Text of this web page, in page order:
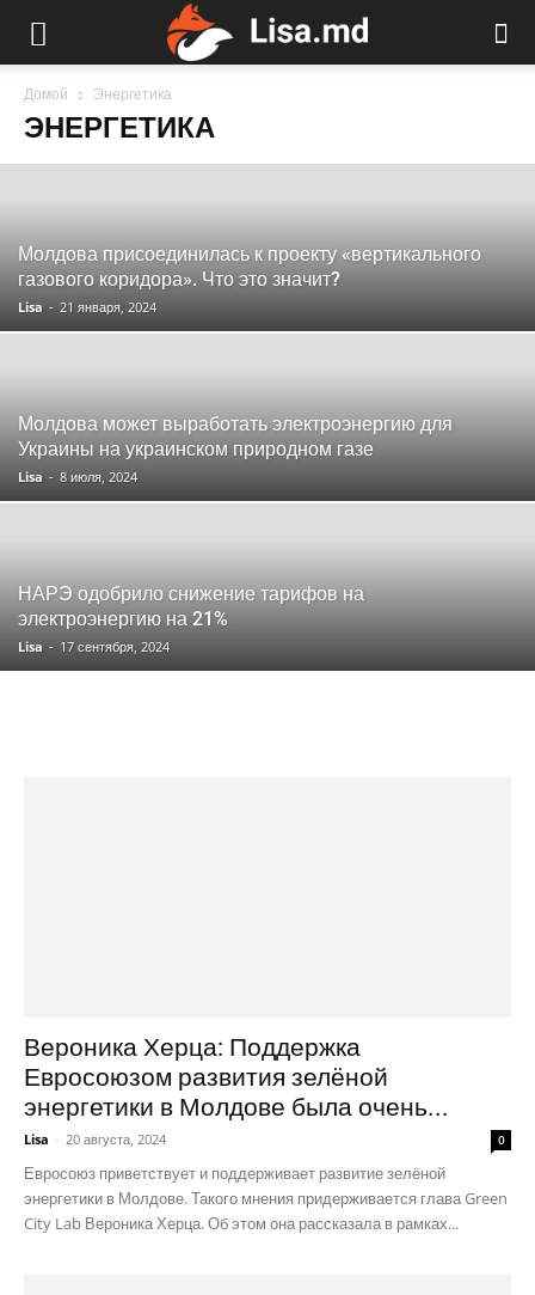
Домой Энергетика
ЭНЕРГЕТИКА
Молдова присоединилась к проекту «вертикального
газового коридора». Что это значит?
Lisa - 21 января, 2024
Молдова может выработать электроэнергию для
Украины на украинском природном газе
Lisa - 8 июля, 2024
НАРЭ одобрило снижение тарифов на
электроэнергию на 21%
Lisa - 17 сентября, 2024
Вероника Херца: Поддержка
Евросоюзом развития зелёной
энергетики в Молдове была очень...
Lisa - 20 августа, 2024 0
Евросоюз приветствует и поддерживает развитие зелёной
энергетики в Молдове. Такого мнения придерживается глава Green
City Lab Вероника Херца. Об этом она рассказала в рамках...